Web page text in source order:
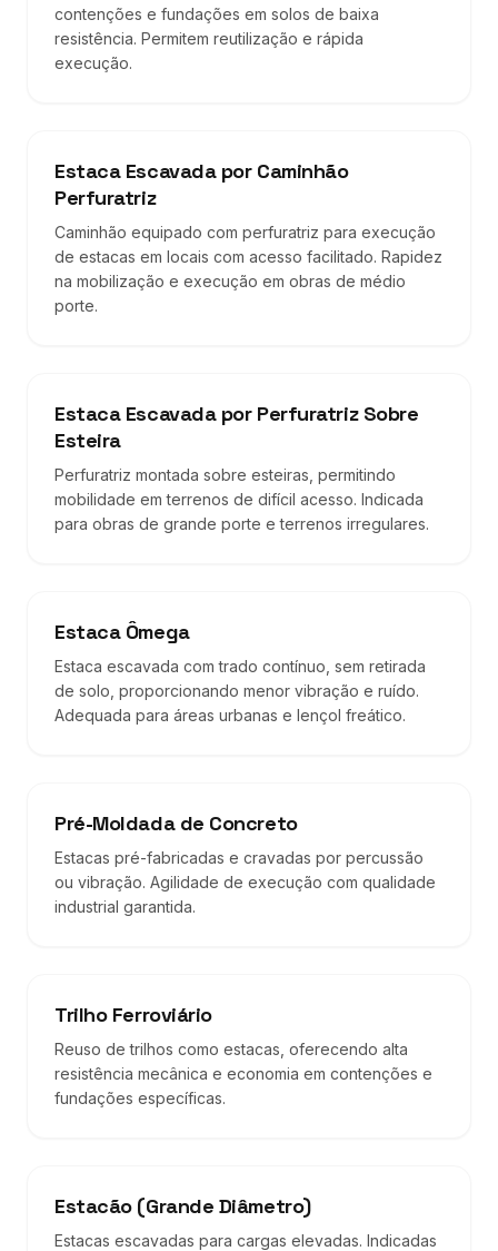
contenções e fundações em solos de baixa
resistência. Permitem reutilização e rápida
execução.
Estaca Escavada por Caminhão
Perfuratriz
Caminhão equipado com perfuratriz para execução
de estacas em locais com acesso facilitado. Rapidez
na mobilização e execução em obras de médio
porte.
Estaca Escavada por Perfuratriz Sobre
Esteira
Perfuratriz montada sobre esteiras, permitindo
mobilidade em terrenos de difícil acesso. Indicada
para obras de grande porte e terrenos irregulares.
Estaca Ômega
Estaca escavada com trado contínuo, sem retirada
de solo, proporcionando menor vibração e ruído.
Adequada para áreas urbanas e lençol freático.
Pré-Moldada de Concreto
Estacas pré-fabricadas e cravadas por percussão
ou vibração. Agilidade de execução com qualidade
industrial garantida.
Trilho Ferroviário
Reuso de trilhos como estacas, oferecendo alta
resistência mecânica e economia em contenções e
fundações específicas.
Estacão (Grande Diâmetro)
Estacas escavadas para cargas elevadas. Indicadas